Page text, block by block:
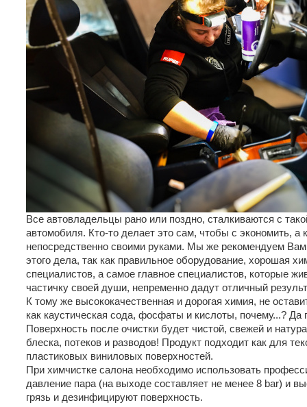
Все автовладельцы рано или поздно, сталкиваются с
автомобиля. Кто-то делает это сам, чтобы с экономить, а
непосредственно своими руками. Мы же рекомендуем
этого дела, так как правильное оборудование, хорошая
специалистов, а самое главное специалистов, которые
частичку своей души, непременно дадут отличный
К тому же высококачественная и дорогая химия, не
как каустическая сода, фосфаты и кислоты, почему...? Да
Поверхность после очистки будет чистой, свежей и
блеска, потеков и разводов! Продукт подходит как для
пластиковых виниловых поверхностей.
При химчистке салона необходимо использовать
давление пара (на выходе составляет не менее 8 bar) и
грязь и дезинфицируют поверхность.